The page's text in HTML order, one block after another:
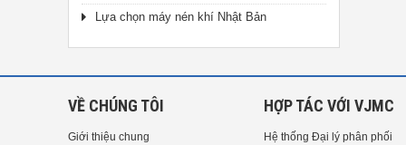
Lựa chọn máy nén khí Nhật Bản
VỀ CHÚNG TÔI
Giới thiệu chung
HỢP TÁC VỚI VJMC
Hệ thống Đại lý phân phối